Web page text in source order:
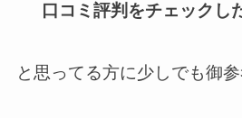
口コミ評判 をチェックし
と思ってる方に少しでも御